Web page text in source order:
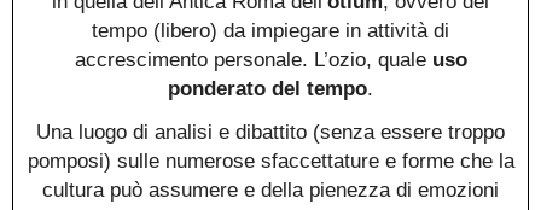
tempo (libero) da impiegare in attività di
accrescimento personale. L’ozio, quale uso
ponderato del tempo.
Una luogo di analisi e dibattito (senza essere troppo
pomposi) sulle numerose sfaccettature e forme che la
cultura può assumere e della pienezza di emozioni